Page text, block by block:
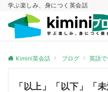
学ぶ楽しみ、身につく英会話
Kimini英会話 ブログ 英語で
「以上」「以下」「